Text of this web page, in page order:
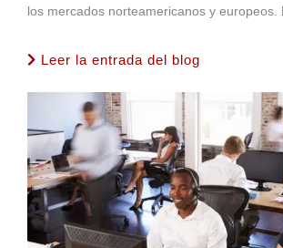
los mercados norteamericanos y europeos.
Leer la entrada del blog